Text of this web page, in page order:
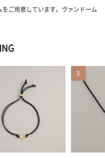
ご用意しています。ヴァンドーム
3